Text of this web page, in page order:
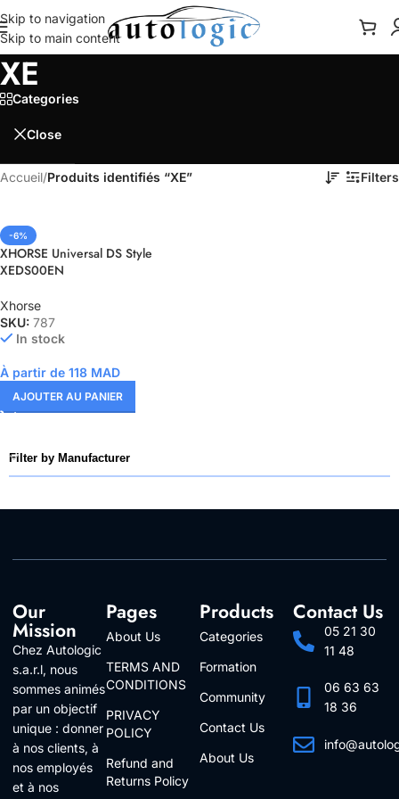
Skip to navigation
Skip to main content
XE
Categories
Close
Filter by Manufacturer
Accueil/Produits identifiés “XE” Filters
-6%
XHORSE Universal DS Style
XEDS00EN
Xhorse
SKU: 787
In stock
À partir de 118 MAD
AJOUTER AU PANIER
Our
Mission
Chez Autologic
s.a.r.l, nous
sommes animés
par un objectif
unique : donner
à nos clients, à
nos employés
et à nos
Pages
About Us
TERMS AND
CONDITIONS
PRIVACY
POLICY
Refund and
Returns Policy
Products
Categories
Formation
Community
Contact Us
About Us
Contact Us
05 21 30
11 48
06 63 63
18 36